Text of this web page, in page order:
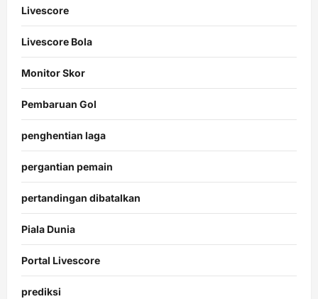
Livescore
Livescore Bola
Monitor Skor
Pembaruan Gol
penghentian laga
pergantian pemain
pertandingan dibatalkan
Piala Dunia
Portal Livescore
prediksi